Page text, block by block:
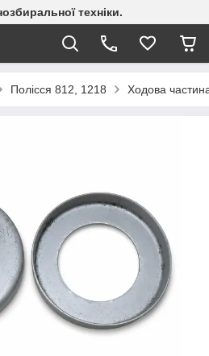
техніки.
Полісся 812, 1218 Ходова